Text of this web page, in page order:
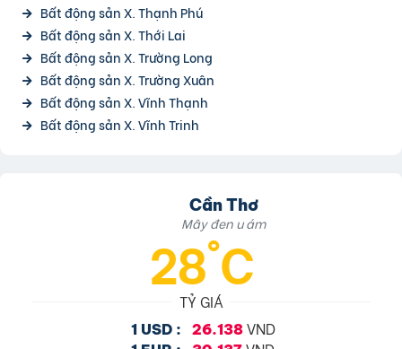
Bất động sản X. Thạnh Phú
Bất động sản X. Thới Lai
Bất động sản X. Trường Long
Bất động sản X. Trường Xuân
Bất động sản X. Vĩnh Thạnh
Bất động sản X. Vĩnh Trinh
Cần Thơ
Mây đen u ám
28°C
TỶ GIÁ
1 USD : 26.138VND